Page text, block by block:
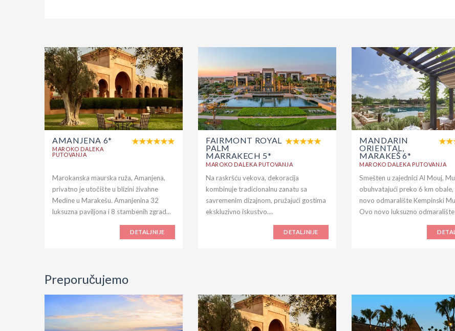
AMANJENA 6*
MAROKO DALEKA
PUTOVANJA
Marokanska maurska ruža, Amanjena,
privatno je utočište u blizini živahne
Medine u Marakešu. Amanjenina 32
luksuzna paviljona i 8 stambenih zgrad...
DETALJNIJE
FAIRMONT ROYAL
PALM
MARRAKECH 5*
MAROKO DALEKA PUTOVANJA
Na raskršću vekova, dekoracija
kombinuje tradicionalnu zanatu sa
savremenim dizajnom, pružajući gostima
ekskluzivno iskustvo....
DETALJNIJE
MANDARIN
ORIENTAL,
MARAKEŠ 6*
MAROKO DALEKA PUTOVANJA
Smešten u zajednici Al Mouj,
obuhvatajući preko 6 km obale,
novo odmaralište Kempinski
Ovo novo luksuzno odmaralište
Preporučujemo